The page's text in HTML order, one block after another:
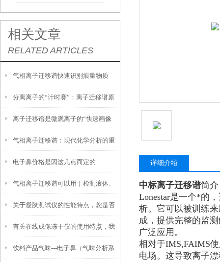
相关文章
RELATED ARTICLES
气相离子迁移谱快速识别痕量物质
的“嗅觉雷达”
分离离子的“计时赛”：离子迁移谱原
理探秘
离子迁移谱是微观离子的“快速画像
师”——解析工作原理与优势
气相离子迁移谱：现代化学分析的重
要工具
电子鼻价格是因这几点而定的
气相离子迁移谱可以用于检测液体、
固体和气体混合物中的各种易挥发物
关于凝胶测试仪的性能特点，您是否
已掌握？
有关在线成像冻干仪的使用特点，我
们已经为您准备好了
饮料产品气味---电子鼻（气味分析系
详细介绍
中标离子迁移谱简介
Lonestar是一个*的
析。它可以被训练
成，提供完整的监
广泛应用。
相对于IMS,FAIMS
电场。这导致离子